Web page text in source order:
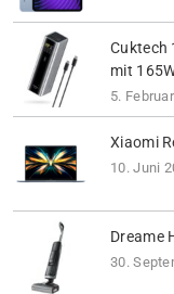
Cuktech
mit
5.
Xiaomi
10. Juni
Dreame
30.